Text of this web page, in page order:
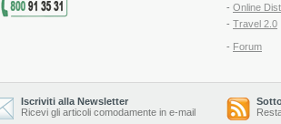
- Online
- Travel 2.0
- Forum
Iscriviti alla Newsletter
Ricevi gli articoli comodamente in e-mail